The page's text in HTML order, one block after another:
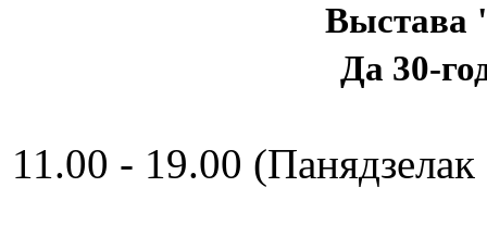
Выстава
Да 30-
11.00 - 19.00